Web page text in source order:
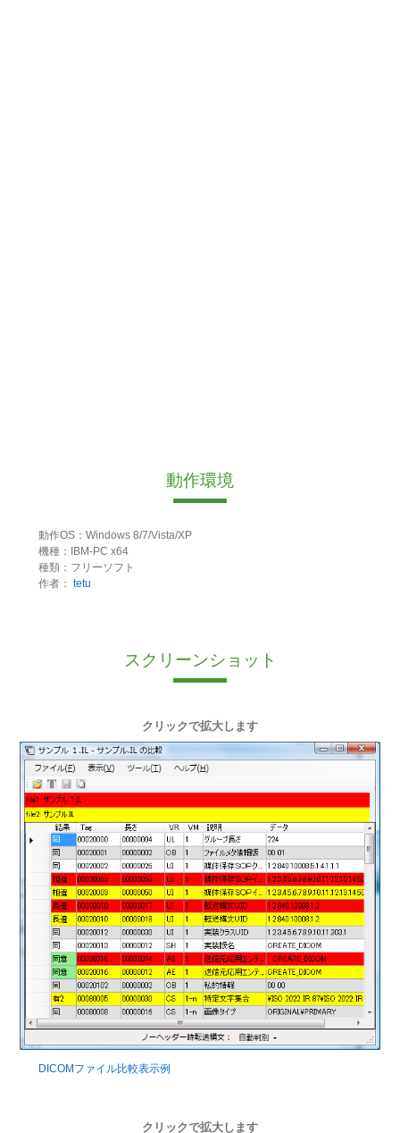
動作環境
動作OS：Windows 8/7/Vista/XP
機種：IBM-PC x64
種類：フリーソフト
作者： tetu
スクリーンショット
クリックで拡大します
DICOMファイル比較表示例
クリックで拡大します